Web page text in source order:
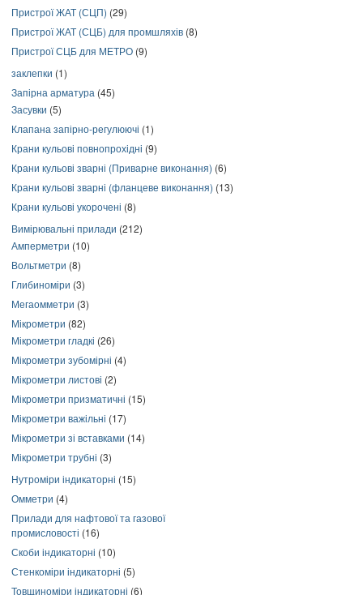
Пристрої ЖАТ (СЦП) (29)
Пристрої ЖАТ (СЦБ) для промшляхів (8)
Пристрої СЦБ для МЕТРО (9)
заклепки (1)
Запірна арматура (45)
Засувки (5)
Клапана запірно-регулюючі (1)
Крани кульові повнопрохідні (9)
Крани кульові зварні (Приварне виконання) (6)
Крани кульові зварні (фланцеве виконання) (13)
Крани кульові укорочені (8)
Вимірювальні прилади (212)
Амперметри (10)
Вольтметри (8)
Глибиноміри (3)
Мегаомметри (3)
Мікрометри (82)
Мікрометри гладкі (26)
Мікрометри зубомірні (4)
Мікрометри листові (2)
Мікрометри призматичні (15)
Мікрометри важільні (17)
Мікрометри зі вставками (14)
Мікрометри трубні (3)
Нутроміри індикаторні (15)
Омметри (4)
Прилади для нафтової та газової
промисловості (16)
Скоби індикаторні (10)
Стенкоміри індикаторні (5)
Товщиноміри індикаторні (6)